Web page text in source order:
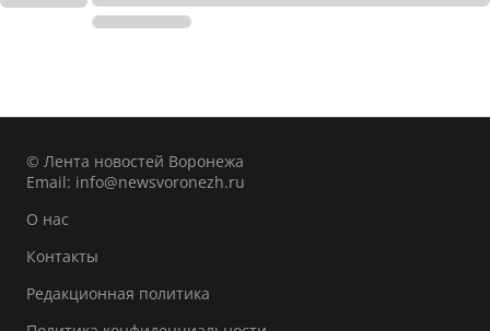
© Лента новостей Воронежа
Email: info@newsvoronezh.ru
О нас
Контакты
Редакционная политика